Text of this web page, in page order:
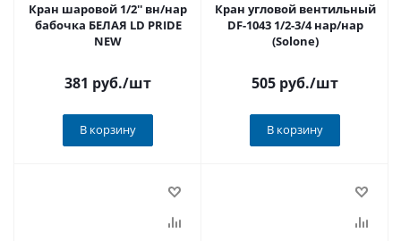
Кран шаровой 1/2'' вн/нар
бабочка БЕЛАЯ LD PRIDE
NEW
381 руб./шт
В корзину
Кран угловой вентильный
DF-1043 1/2-3/4 нар/нар
(Solone)
505 руб./шт
В корзину